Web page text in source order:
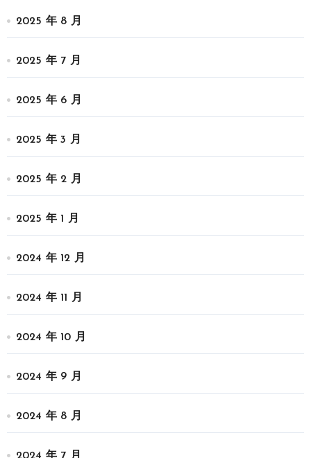
2025 年 8 月
2025 年 7 月
2025 年 6 月
2025 年 3 月
2025 年 2 月
2025 年 1 月
2024 年 12 月
2024 年 11 月
2024 年 10 月
2024 年 9 月
2024 年 8 月
2024 年 7 月